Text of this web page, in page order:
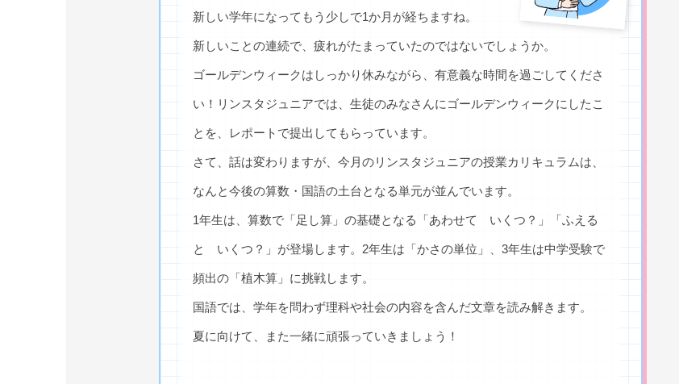
新しい学年になってもう少しで1か月が経ちますね。
新しいことの連続で、疲れがたまっていたのではないでしょうか。
ゴールデンウィークはしっかり休みながら、有意義な時間を過ごしてくださ
い！リンスタジュニアでは、生徒のみなさんにゴールデンウィークにしたこ
とを、レポートで提出してもらっています。
さて、話は変わりますが、今月のリンスタジュニアの授業カリキュラムは、
なんと今後の算数・国語の土台となる単元が並んでいます。
1年生は、算数で「足し算」の基礎となる「あわせて いくつ？」「ふえる
と いくつ？」が登場します。2年生は「かさの単位」、3年生は中学受験で
頻出の「植木算」に挑戦します。
国語では、学年を問わず理科や社会の内容を含んだ文章を読み解きます。
夏に向けて、また一緒に頑張っていきましょう！